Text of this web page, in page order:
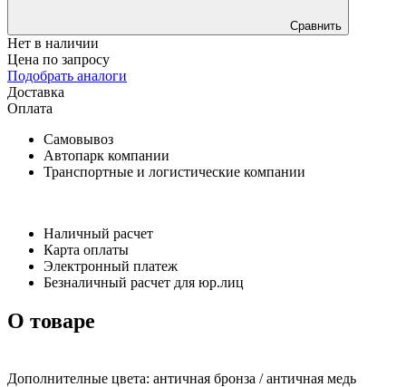
Сравнить
Нет в наличии
Цена по запросу
Подобрать аналоги
Доставка
Оплата
Самовывоз
Автопарк компании
Транспортные и логистические компании
Наличный расчет
Карта оплаты
Электронный платеж
Безналичный расчет для юр.лиц
О товаре
Дополнителные цвета: античная бронза / античная медь